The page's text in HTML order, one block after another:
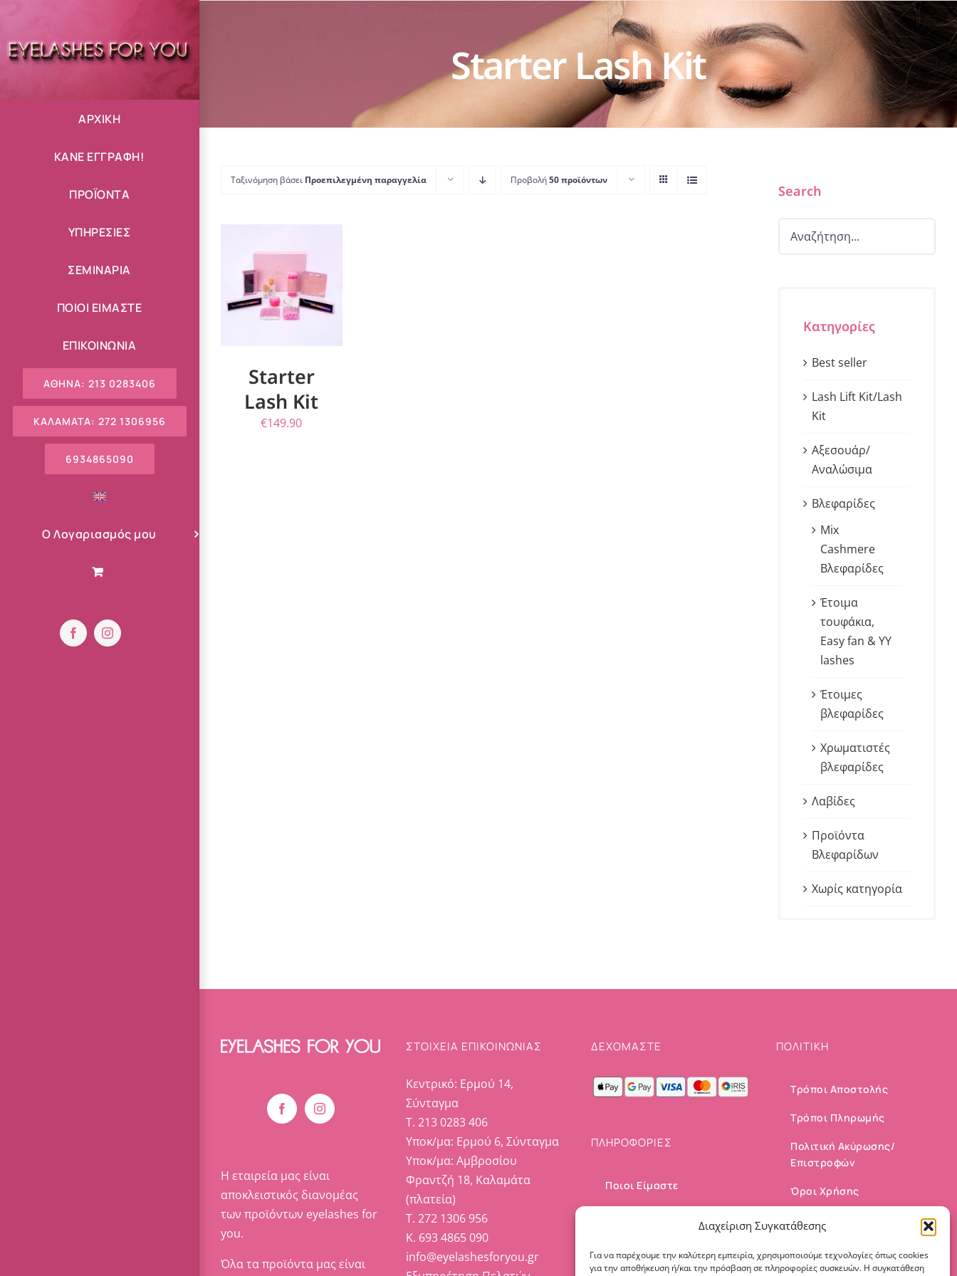
Διαχείριση Συγκατάθεσης
Για να παρέχουμε την καλύτερη εμπειρία, χρησιμοποιούμε τεχνολογίες όπως cookies
για την αποθήκευση ή/και την πρόσβαση σε πληροφορίες συσκευών. Η συγκατάθεση
Μετάβαση
περιεχόμενο
ΑΡΧΙΚΗ
ΚΑΝΕ ΕΓΓΡΑΦΗ!
ΠΡΟΪΟΝΤΑ
ΥΠΗΡΕΣΙΕΣ
ΣΕΜΙΝΑΡΙΑ
ΠΟΙΟΙ ΕΙΜΑΣΤΕ
ΕΠΙΚΟΙΝΩΝΙΑ
ΑΘΗΝΑ: 213 0283406
ΚΑΛΑΜΑΤΑ: 272 1306956
6934865090
Ο Λογαριασμός μου
FacebookInstagram
Starter Lash Kit
Ταξινόμηση βάσει Προεπιλεγμένη παραγγελία Προβολή50 προϊόντων
ΠΡΟΣΘΉΚΗ ΣΤΟ
ΚΑΛΆΘΙ
ΛΕΠΤΟΜΈΡΕΙΕΣ
Starter
Lash Kit
€149.90
Search
Κατηγορίες
Best seller
Lash Lift Kit/Lash
Kit
Αξεσουάρ/
Αναλώσιμα
Βλεφαρίδες
Mix
Cashmere
Βλεφαρίδες
Έτοιμα
τουφάκια,
Easy fan & YY
lashes
Έτοιμες
βλεφαρίδες
Χρωματιστές
βλεφαρίδες
Λαβίδες
Προϊόντα
Βλεφαρίδων
Χωρίς κατηγορία
Η εταιρεία μας είναι
αποκλειστικός διανομέας
των προϊόντων eyelashes for
you.
Όλα τα προϊόντα μας είναι
ΣΤΟΙΧΕΊΑ ΕΠΙΚΟΙΝΩΝΊΑΣ
Κεντρικό: Ερμού 14,
Σύνταγμα
Τ. 213 0283 406
Υποκ/μα: Ερμού 6, Σύνταγμα
Υποκ/μα: Αμβροσίου
Φραντζή 18, Καλαμάτα
(πλατεία)
Τ. 272 1306 956
Κ. 693 4865 090
info@eyelashesforyou.gr
ΔΕΧΟΜΑΣΤΕ
ΠΛΗΡΟΦΟΡΙΕΣ
Ποιοι Είμαστε
ΠΟΛΙΤΙΚΗ
Τρόποι Αποστολής
Τρόποι Πληρωμής
Πολιτική Ακύρωσης/
Επιστροφών
Όροι Χρήσης
Πολιτική Cookies